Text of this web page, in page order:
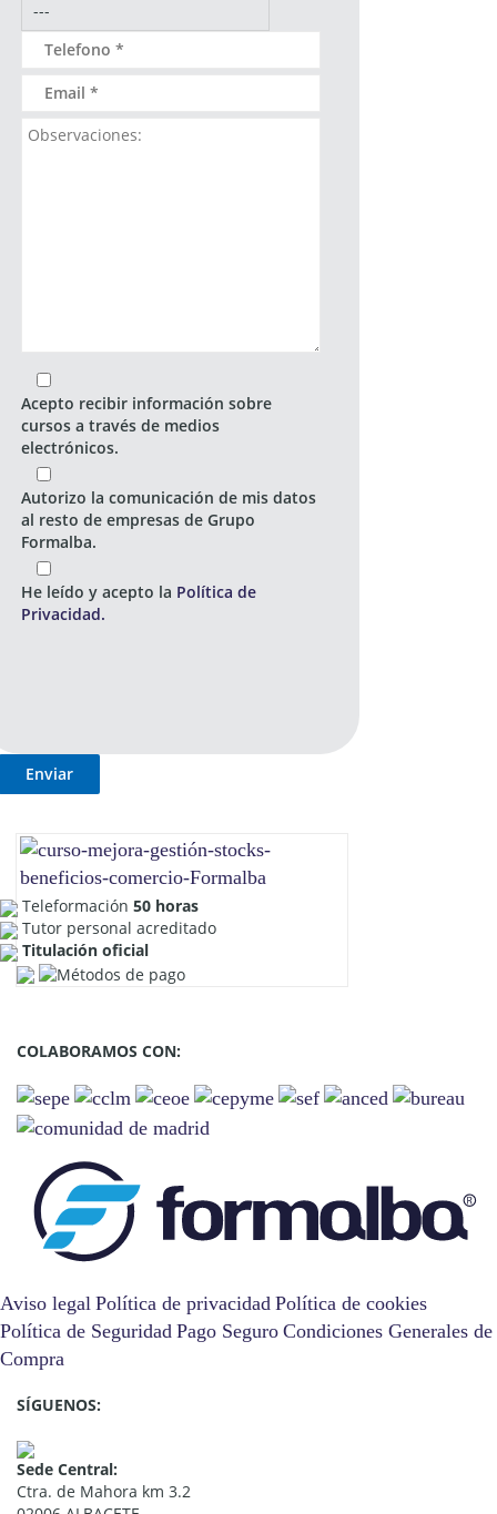
Acepto recibir información sobre
cursos a través de medios
electrónicos.
Autorizo la comunicación de mis datos
al resto de empresas de Grupo
Formalba.
He leído y acepto la Política de
Privacidad.
Teleformación50 horas
Tutor personal acreditado
Titulación oficial
COLABORAMOS CON:
Aviso legal Política de privacidad Política de cookies
Política de Seguridad Pago Seguro Condiciones Generales de
Compra
SÍGUENOS:
Sede Central:
Ctra. de Mahora km 3.2